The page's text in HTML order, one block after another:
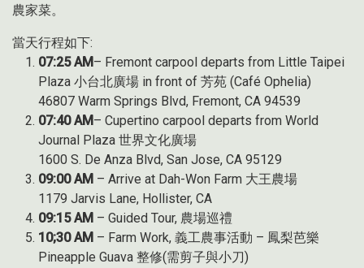
農家菜。
當天行程如下:
07:25 AM – Fremont carpool departs from Little Taipei
Plaza 小台北廣場 in front of 芳苑 (Café Ophelia)
46807 Warm Springs Blvd, Fremont, CA 94539
07:40 AM – Cupertino carpool departs from World
Journal Plaza 世界文化廣場
1600 S. De Anza Blvd, San Jose, CA 95129
09:00 AM – Arrive at Dah-Won Farm 大王農場
1179 Jarvis Lane, Hollister, CA
09:15 AM – Guided Tour, 農場巡禮
10;30 AM – Farm Work, 義工農事活動 – 鳳梨芭樂
Pineapple Guava 整修(需剪子與小刀)